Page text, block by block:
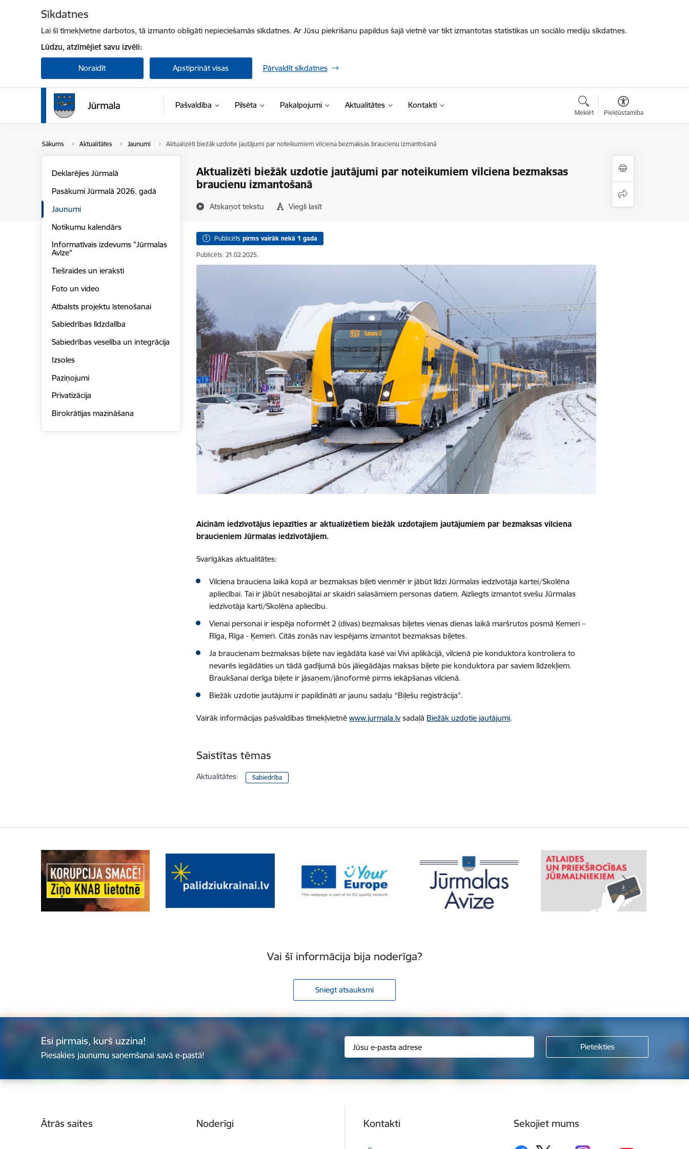
Sīkdatnes
Lai šī tīmekļvietne darbotos, tā izmanto obligāti nepieciešamās sīkdatnes. Ar Jūsu piekrišanu papildus šajā vietnē var tikt izmantotas statistikas un sociālo mediju sīkdatnes.
Lūdzu, atzīmējiet savu izvēli:
Noraidīt Apstiprināt visas Pārvaldīt sīkdatnes
Pašvaldība Pilsēta Pakalpojumi Aktualitātes Kontakti
Meklēt Piekļūstamība
Sākums Aktualitātes Jaunumi Aktualizēti biežāk uzdotie jautājumi par noteikumiem vilciena bezmaksas braucienu izmantošanā
Aktualizēti biežāk uzdotie jautājumi par noteikumiem vilciena bezmaksas
braucienu izmantošanā
Atskaņot tekstu Viegli lasīt
Deklarējies Jūrmalā
Pasākumi Jūrmalā 2026. gadā
Jaunumi
Notikumu kalendārs
Informatīvais izdevums "Jūrmalas
Avīze"
Tiešraides un ieraksti
Foto un video
Atbalsts projektu īstenošanai
Sabiedrības līdzdalība
Sabiedrības veselība un integrācija
Izsoles
Paziņojumi
Privatizācija
Birokrātijas mazināšana
Publicēts pirms vairāk nekā 1 gada
Publicēts: 21.02.2025.
Aicinām iedzīvotājus iepazīties ar aktualizētiem biežāk uzdotajiem jautājumiem par bezmaksas vilciena
braucieniem Jūrmalas iedzīvotājiem.
Svarīgākas aktualitātes:
Vilciena brauciena laikā kopā ar bezmaksas biļeti vienmēr ir jābūt līdzi Jūrmalas iedzīvotāja kartei/Skolēna
apliecībai. Tai ir jābūt nesabojātai ar skaidri salasāmiem personas datiem. Aizliegts izmantot svešu Jūrmalas
iedzīvotāja karti/Skolēna apliecību.
Vienai personai ir iespēja noformēt 2 (divas) bezmaksas biļetes vienas dienas laikā maršrutos posmā Ķemeri –
Rīga, Rīga - Ķemeri. Citās zonās nav iespējams izmantot bezmaksas biļetes.
Ja braucienam bezmaksas biļete nav iegādāta kasē vai Vivi aplikācijā, vilcienā pie konduktora kontroliera to
nevarēs iegādāties un tādā gadījumā būs jāiegādājas maksas biļete pie konduktora par saviem līdzekļiem.
Braukšanai derīga biļete ir jāsaņem/jānoformē pirms iekāpšanas vilcienā.
Biežāk uzdotie jautājumi ir papildināti ar jaunu sadaļu “Biļešu reģistrācija”.
Vairāk informācijas pašvaldības tīmekļvietnēwww.jurmala.lvsadaļā Biežāk uzdotie jautājumi.
Saistītas tēmas
Aktualitātes: Sabiedrība
Vai šī informācija bija noderīga?
Sniegt atsauksmi
Esi pirmais, kurš uzzina!
Piesakies jaunumu saņemšanai savā e-pastā!
Ātrās saites Noderīgi Kontakti Sekojiet mums